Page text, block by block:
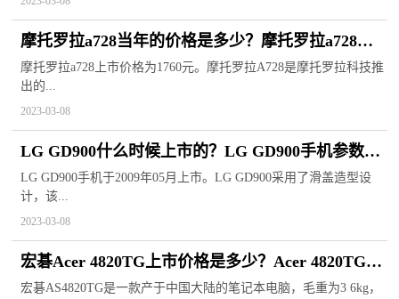
摩托罗拉a728当年的价格是多少？摩托罗拉a728怎
么导出数据？
摩托罗拉a728上市价格为1760元。摩托罗拉A728是摩托罗拉科技推
出的...
2023-03-08
LG GD900什么时候上市的？LG GD900手机参数配
置
LG GD900手机于2009年05月上市。LG GD900采用了滑盖造型设
计，该...
2023-03-08
宏碁Acer 4820TG上市价格是多少？Acer 4820TG笔
记本电脑参数
宏碁AS4820TG是一款产于中国大陆的笔记本电脑，毛重为3 6kg，